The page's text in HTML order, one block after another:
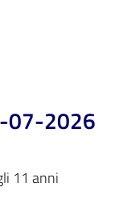
07-2026
11 anni